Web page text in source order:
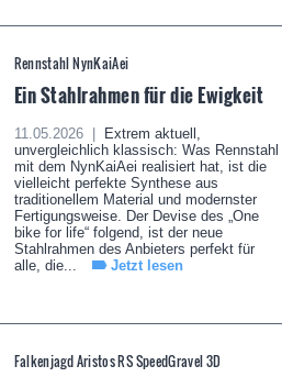
Rennstahl NynKaiAei
Ein Stahlrahmen für die Ewigkeit
11.05.2026 |
Extrem aktuell,
unvergleichlich klassisch: Was Rennstahl
mit dem NynKaiAei realisiert hat, ist die
vielleicht perfekte Synthese aus
traditionellem Material und modernster
Fertigungsweise. Der Devise des „One
bike for life“ folgend, ist der neue
Stahlrahmen des Anbieters perfekt für
alle, die...
Jetzt lesen
Falkenjagd Aristos RS SpeedGravel 3D